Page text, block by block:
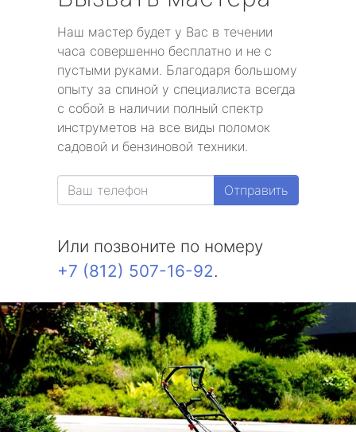
Наш мастер будет у Вас в течении
часа совершенно бесплатно и не с
пустыми руками. Благодаря большому
опыту за спиной у специалиста всегда
с собой в наличии полный спектр
инструметов на все виды поломок
садовой и бензиновой техники.
Отправить
Или позвоните по номеру
+7 (812) 507-16-92.